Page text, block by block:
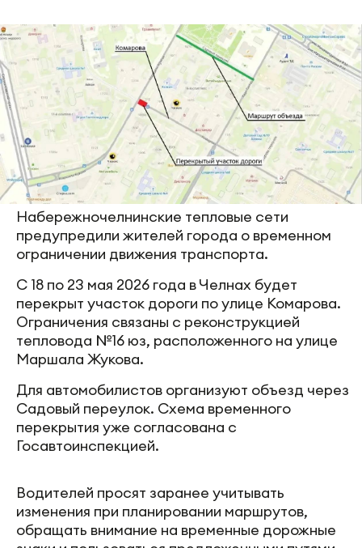
Набережночелнинские тепловые сети
предупредили жителей города о временном
ограничении движения транспорта.
С 18 по 23 мая 2026 года в Челнах будет
перекрыт участок дороги по улице Комарова.
Ограничения связаны с реконструкцией
тепловода №16 юз, расположенного на улице
Маршала Жукова.
Для автомобилистов организуют объезд через
Садовый переулок. Схема временного
перекрытия уже согласована с
Госавтоинспекцией.
Водителей просят заранее учитывать
изменения при планировании маршрутов,
обращать внимание на временные дорожные